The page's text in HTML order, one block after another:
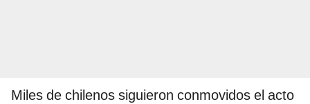
Miles de chilenos siguieron conmovidos el acto